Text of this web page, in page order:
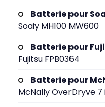
Batterie pour
Soaiy MH100 MW600
Batterie pour
Fujitsu FPB0364
Batterie pour
McNally OverDryve